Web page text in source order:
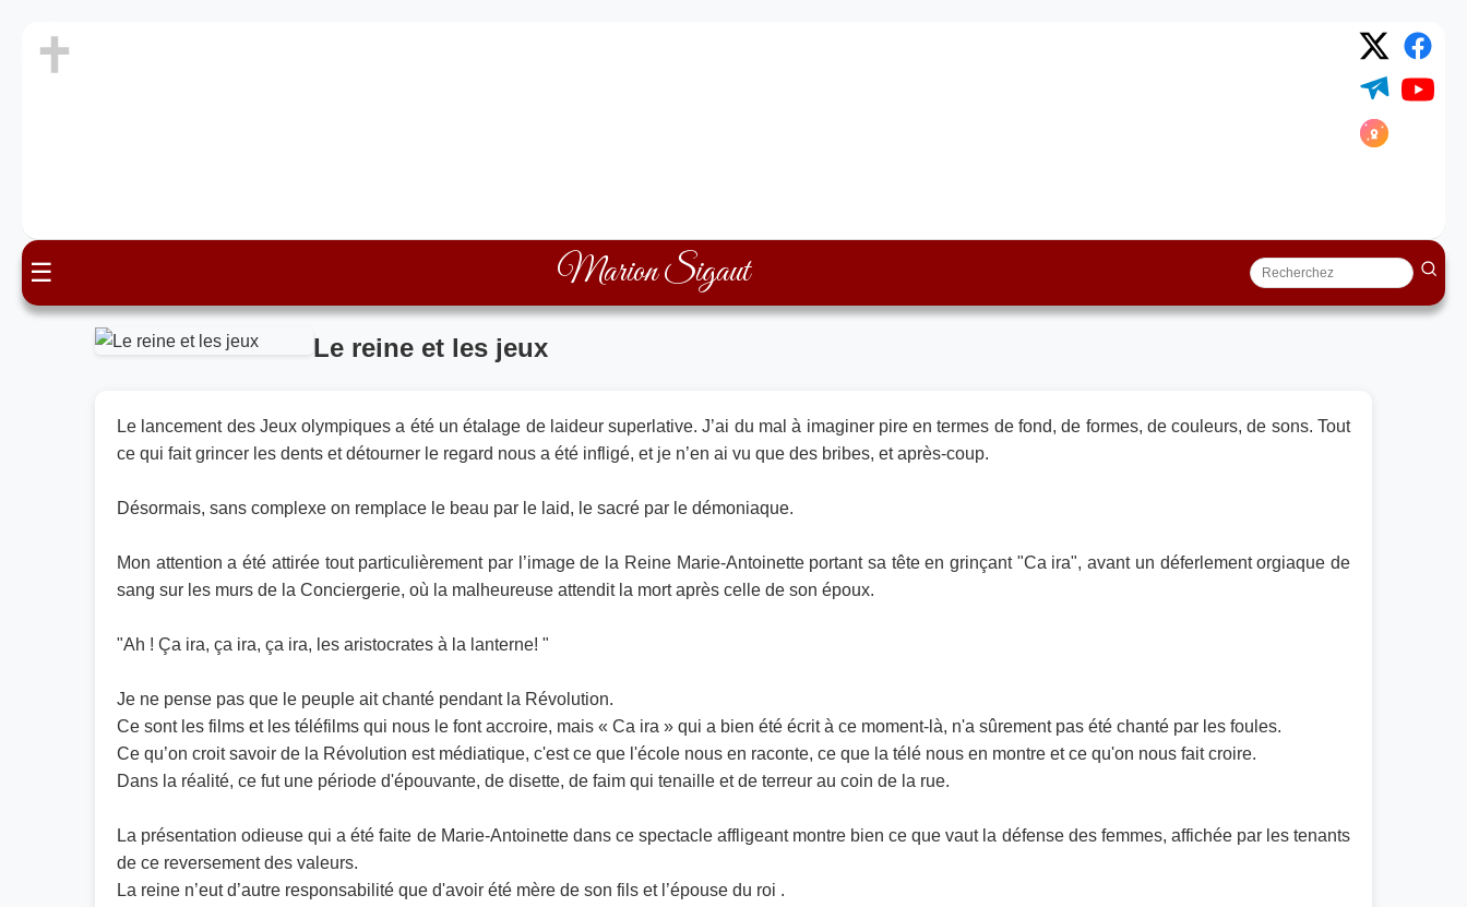
☰ Marion Sigaut
Le reine et les jeux
Le lancement des Jeux olympiques a été un étalage de laideur superlative. J’ai du mal à imaginer pire en termes de fond, de formes, de couleurs, de sons. Tout
ce qui fait grincer les dents et détourner le regard nous a été infligé, et je n’en ai vu que des bribes, et après-coup.
Désormais, sans complexe on remplace le beau par le laid, le sacré par le démoniaque.
Mon attention a été attirée tout particulièrement par l’image de la Reine Marie-Antoinette portant sa tête en grinçant "Ca ira", avant un déferlement orgiaque de
sang sur les murs de la Conciergerie, où la malheureuse attendit la mort après celle de son époux.
"Ah ! Ça ira, ça ira, ça ira, les aristocrates à la lanterne! "
Je ne pense pas que le peuple ait chanté pendant la Révolution.
Ce sont les films et les téléfilms qui nous le font accroire, mais « Ca ira » qui a bien été écrit à ce moment-là, n'a sûrement pas été chanté par les foules.
Ce qu’on croit savoir de la Révolution est médiatique, c'est ce que l'école nous en raconte, ce que la télé nous en montre et ce qu'on nous fait croire.
Dans la réalité, ce fut une période d'épouvante, de disette, de faim qui tenaille et de terreur au coin de la rue.
La présentation odieuse qui a été faite de Marie-Antoinette dans ce spectacle affligeant montre bien ce que vaut la défense des femmes, affichée par les tenants
de ce reversement des valeurs.
La reine n’eut d’autre responsabilité que d'avoir été mère de son fils et l’épouse du roi .